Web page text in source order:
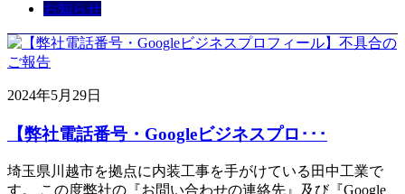
お知らせ
2024年5月29日
【弊社電話番号・Googleビジネスプロ･･･
埼玉県川越市を拠点に内装工事を手がけている田中工業で
す。 この度弊社の『お問い合わせの連絡先』及び『Google